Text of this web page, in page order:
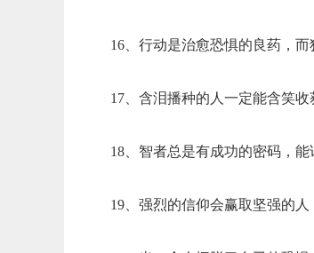
16、行动是治愈恐惧的良药，而
17、含泪播种的人一定能含笑收
18、智者总是有成功的密码，
19、强烈的信仰会赢取坚强的人